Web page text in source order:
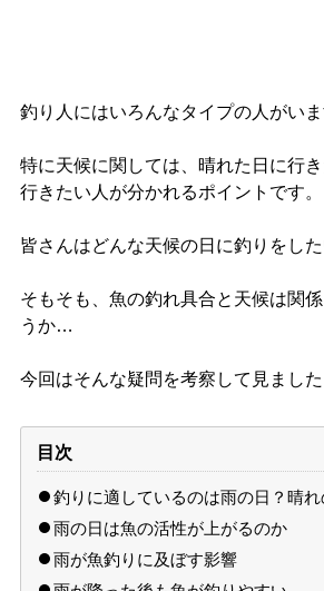
釣り人にはいろんなタイプの人がいま
特に天候に関しては、晴れた日に行
行きたい人が分かれるポイントです。
皆さんはどんな天候の日に釣りをし
そもそも、魚の釣れ具合と天候は関
うか…
今回はそんな疑問を考察して見ました
目次
釣りに適しているのは雨の日？晴れ
雨の日は魚の活性が上がるのか
雨が魚釣りに及ぼす影響